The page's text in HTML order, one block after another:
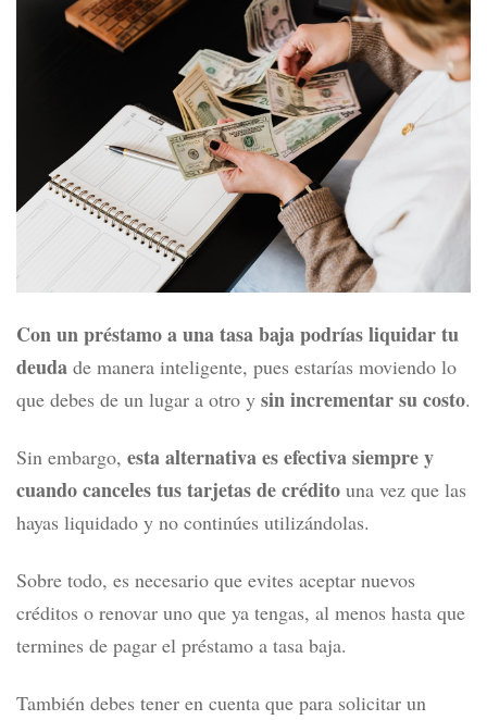
Con un préstamo a una tasa baja podrías liquidar tu
deuda de manera inteligente, pues estarías moviendo lo
que debes de un lugar a otro y sin incrementar su costo.
Sin embargo, esta alternativa es efectiva siempre y
cuando canceles tus tarjetas de crédito una vez que las
hayas liquidado y no continúes utilizándolas.
Sobre todo, es necesario que evites aceptar nuevos
créditos o renovar uno que ya tengas, al menos hasta que
termines de pagar el préstamo a tasa baja.
También debes tener en cuenta que para solicitar un